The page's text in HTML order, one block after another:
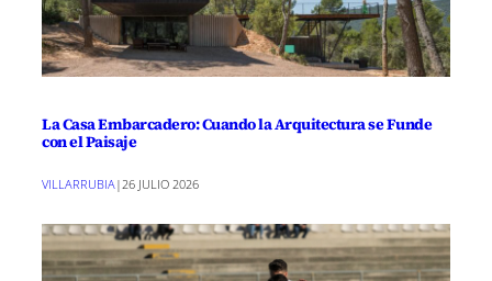
La Casa Embarcadero: Cuando la Arquitectura se Funde
con el Paisaje
VILLARRUBIA | 26 JULIO 2026